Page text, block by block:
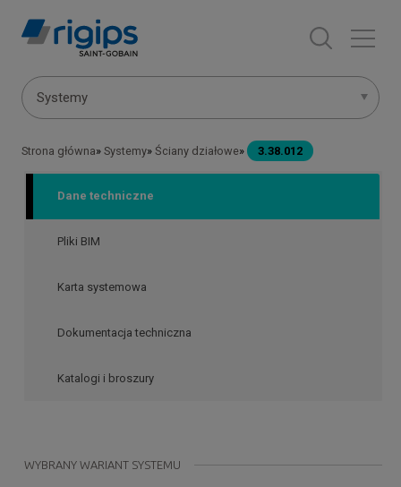
Menu
Systemy
Ścieżka
nawigacyjna
Strona główna Systemy Ściany działowe 3.38.012
Dane techniczne
Pliki BIM
Karta systemowa
Dokumentacja techniczna
Katalogi i broszury
WYBRANY WARIANT SYSTEMU